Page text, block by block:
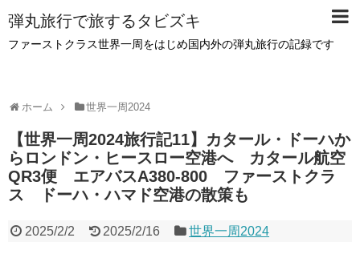
弾丸旅行で旅するタビズキ
ファーストクラス世界一周をはじめ国内外の弾丸旅行の記録です
ホーム 世界一周2024
【世界一周2024旅行記11】カタール・ドーハか
らロンドン・ヒースロー空港へ カタール航空
QR3便 エアバスA380-800 ファーストクラ
ス ドーハ・ハマド空港の散策も
2025/2/2 2025/2/16 世界一周2024